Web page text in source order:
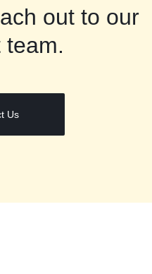
out to our
team.
Us